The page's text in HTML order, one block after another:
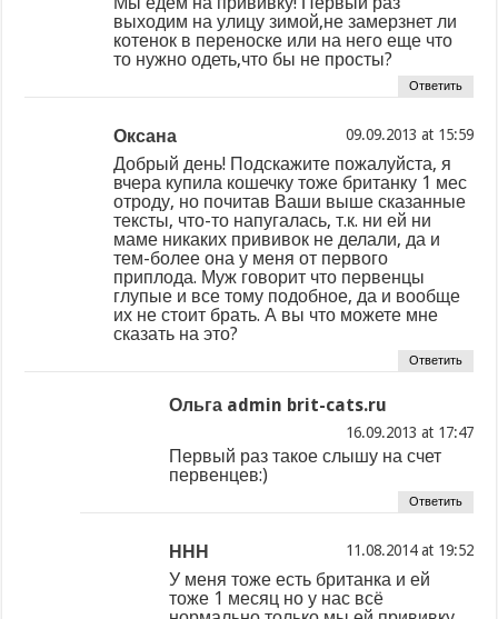
выходим на улицу зимой,не замерзнет ли
котенок в переноске или на него еще что
то нужно одеть,что бы не просты?
Ответить
Оксана at
Добрый день! Подскажите пожалуйста, я
вчера купила кошечку тоже британку 1 мес
отроду, но почитав Ваши выше сказанные
тексты, что-то напугалась, т.к. ни ей ни
маме никаких прививок не делали, да и
тем-более она у меня от первого
приплода. Муж говорит что первенцы
глупые и все тому подобное, да и вообще
их не стоит брать. А вы что можете мне
сказать на это?
Ответить
Ольга admin brit-cats.ru
at
Первый раз такое слышу на счет
первенцев:)
Ответить
ННН at
У меня тоже есть британка и ей
тоже 1 месяц но у нас всё